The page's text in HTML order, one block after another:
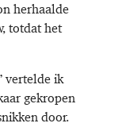
herhaalde
totdat het
vertelde ik
gekropen
door.